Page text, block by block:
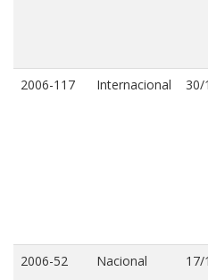
2006-117 Internacional 30/
2006-52 Nacional 17/